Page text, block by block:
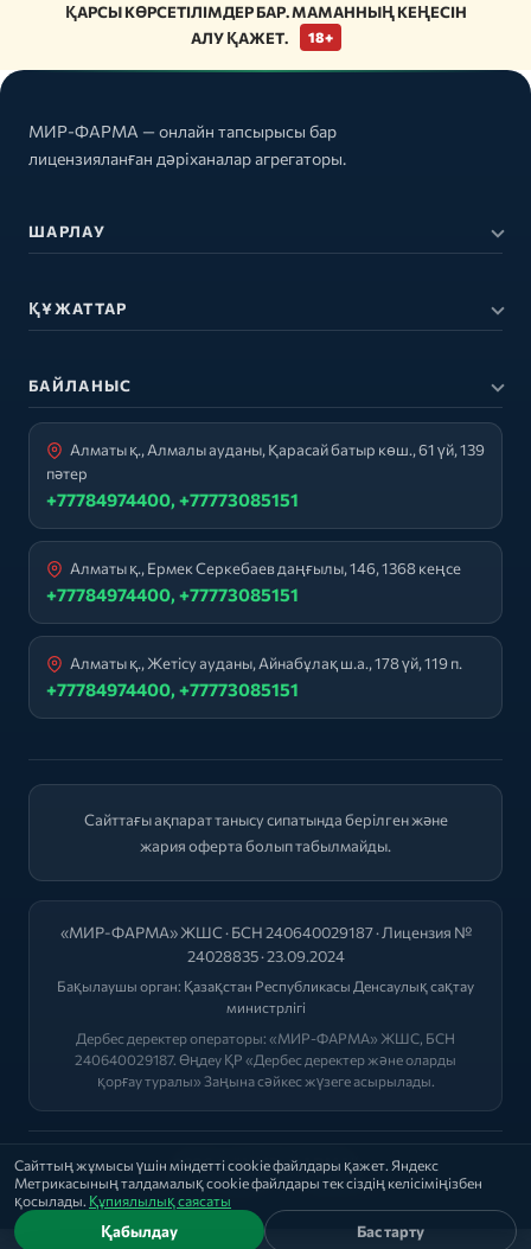
Сайттың жұмысы үшін міндетті cookie файлдары қажет. Яндекс
Метрикасының талдамалық cookie файлдары тек сіздің келісіміңізбен
қосылады. Құпиялылық саясаты
Қабылдау Бас тарту
ҚАРСЫ КӨРСЕТІЛІМДЕР БАР. МАМАННЫҢ КЕҢЕСІН
АЛУ ҚАЖЕТ.
18+
МИР-ФАРМА — онлайн тапсырысы бар
лицензияланған дәріханалар агрегаторы.
ШАРЛАУ
ҚҰЖАТТАР
БАЙЛАНЫС
Алматы қ., Алмалы ауданы, Қарасай батыр көш., 61 үй, 139
пәтер
+77784974400, +77773085151
Алматы қ., Ермек Серкебаев даңғылы, 146, 1368 кеңсе
+77784974400, +77773085151
Алматы қ., Жетісу ауданы, Айнабұлақ ш.а., 178 үй, 119 п.
+77784974400, +77773085151
Сайттағы ақпарат танысу сипатында берілген және
жария оферта болып табылмайды.
«МИР-ФАРМА» ЖШС · БСН 240640029187 · Лицензия №
24028835 · 23.09.2024
Бақылаушы орган: Қазақстан Республикасы Денсаулық сақтау
министрлігі
Дербес деректер операторы: «МИР-ФАРМА» ЖШС, БСН
240640029187. Өңдеу ҚР «Дербес деректер және оларды
қорғау туралы» Заңына сәйкес жүзеге асырылады.
2026 © "МИР-ФАРМА"
Саясат | Оферта | Лицензиялар